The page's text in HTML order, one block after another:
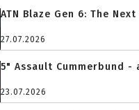
ATN Blaze Gen 6: The
27.07.2026
5" Assault Cummerbund -
23.07.2026